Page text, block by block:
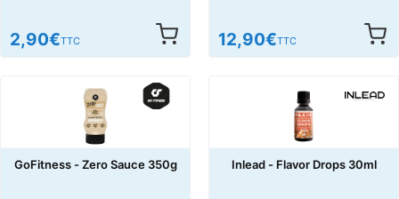
2,90€TTC 12,90€TTC
GoFitness - Zero Sauce 350g Inlead - Flavor Drops 30ml